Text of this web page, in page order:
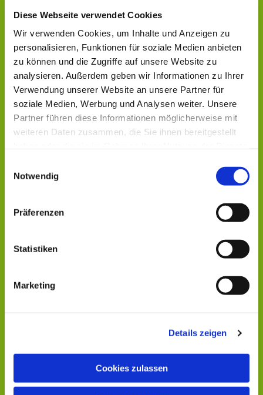
Diese Webseite verwendet Cookies
Wir verwenden Cookies, um Inhalte und Anzeigen zu
personalisieren, Funktionen für soziale Medien anbieten
zu können und die Zugriffe auf unsere Website zu
analysieren. Außerdem geben wir Informationen zu Ihrer
Verwendung unserer Website an unsere Partner für
soziale Medien, Werbung und Analysen weiter. Unsere
Partner führen diese Informationen möglicherweise mit
weiteren Daten zusammen, die Sie ihnen bereitgestellt
Notwendig
Präferenzen
Statistiken
Marketing
Details zeigen
Cookies zulassen